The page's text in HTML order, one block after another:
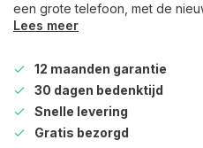
een grote telefoon, met de
Lees meer
12 maanden garantie
30 dagen bedenktijd
Snelle levering
Gratis bezorgd